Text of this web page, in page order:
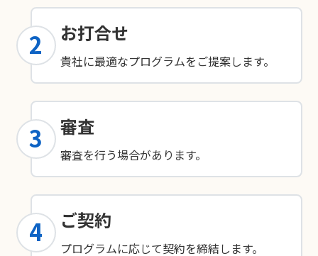
2 お打合せ
貴社に最適なプログラムをご提案します。
3 審査
審査を行う場合があります。
4 ご契約
プログラムに応じて契約を締結します。